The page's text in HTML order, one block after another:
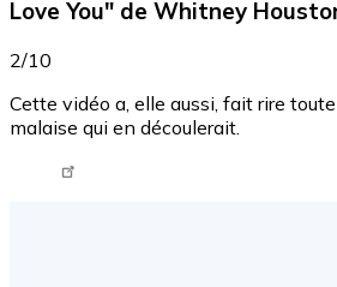
Love You" de Whitney
2/10
Cette vidéo a, elle aussi, fait rire
malaise qui en découlerait.
Tweet URL